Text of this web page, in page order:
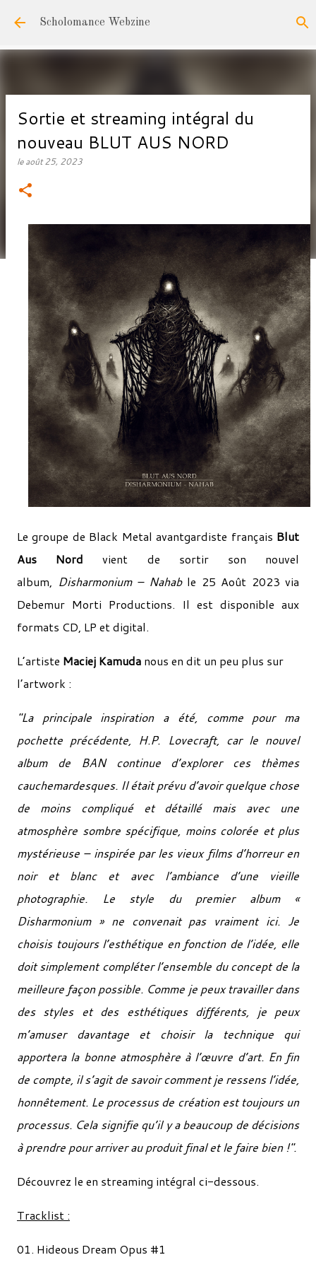
Accéder au contenu principal
Scholomance Webzine
Sortie et streaming intégral du
nouveau BLUT AUS NORD
leaoût 25, 2023
Le groupe de Black Metal avantgardiste français Blut
Aus Nord vient de sortir son nouvel
album, Disharmonium – Nahable 25 Août 2023 via
Debemur Morti Productions. Il est disponible aux
formats CD, LP et digital.
L’artiste Maciej Kamuda nous en dit un peu plus sur
l’artwork :
"La principale inspiration a été, comme pour ma
pochette précédente, H.P. Lovecraft, car le nouvel
album de BAN continue d’explorer ces thèmes
cauchemardesques. Il était prévu d’avoir quelque chose
de moins compliqué et détaillé mais avec une
atmosphère sombre spécifique, moins colorée et plus
mystérieuse – inspirée par les vieux films d’horreur en
noir et blanc et avec l’ambiance d’une vieille
photographie. Le style du premier album «
Disharmonium » ne convenait pas vraiment ici. Je
choisis toujours l’esthétique en fonction de l’idée, elle
doit simplement compléter l’ensemble du concept de la
meilleure façon possible. Comme je peux travailler dans
des styles et des esthétiques différents, je peux
m’amuser davantage et choisir la technique qui
apportera la bonne atmosphère à l’œuvre d’art. En fin
de compte, il s’agit de savoir comment je ressens l’idée,
honnêtement. Le processus de création est toujours un
processus. Cela signifie qu’il y a beaucoup de décisions
à prendre pour arriver au produit final et le faire bien !".
Découvrez le en streaming intégral ci-dessous.
Tracklist :
01. Hideous Dream Opus #1